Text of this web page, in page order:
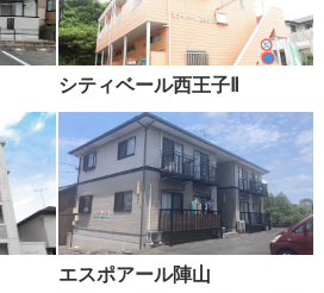
シティベール西王子Ⅱ
エスポアール陣山